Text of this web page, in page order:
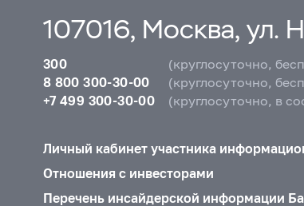
107016, Москва, ул.
300
(круглосуточно,
8 800 300-30-00
(круглосуточно,
+7 499 300-30-00
(круглосуточно, в
Личный кабинет участника
Отношения с инвесторами
Перечень инсайдерской информации